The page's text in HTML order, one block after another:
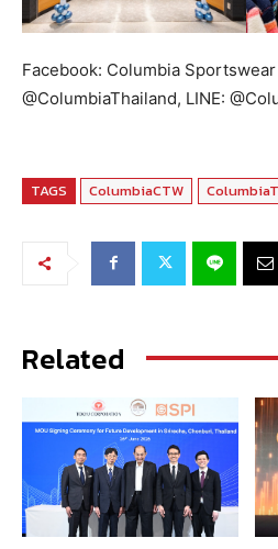
Facebook: Columbia
@ColumbiaThailand, LINE:
TAGS ColumbiaCTW
Related